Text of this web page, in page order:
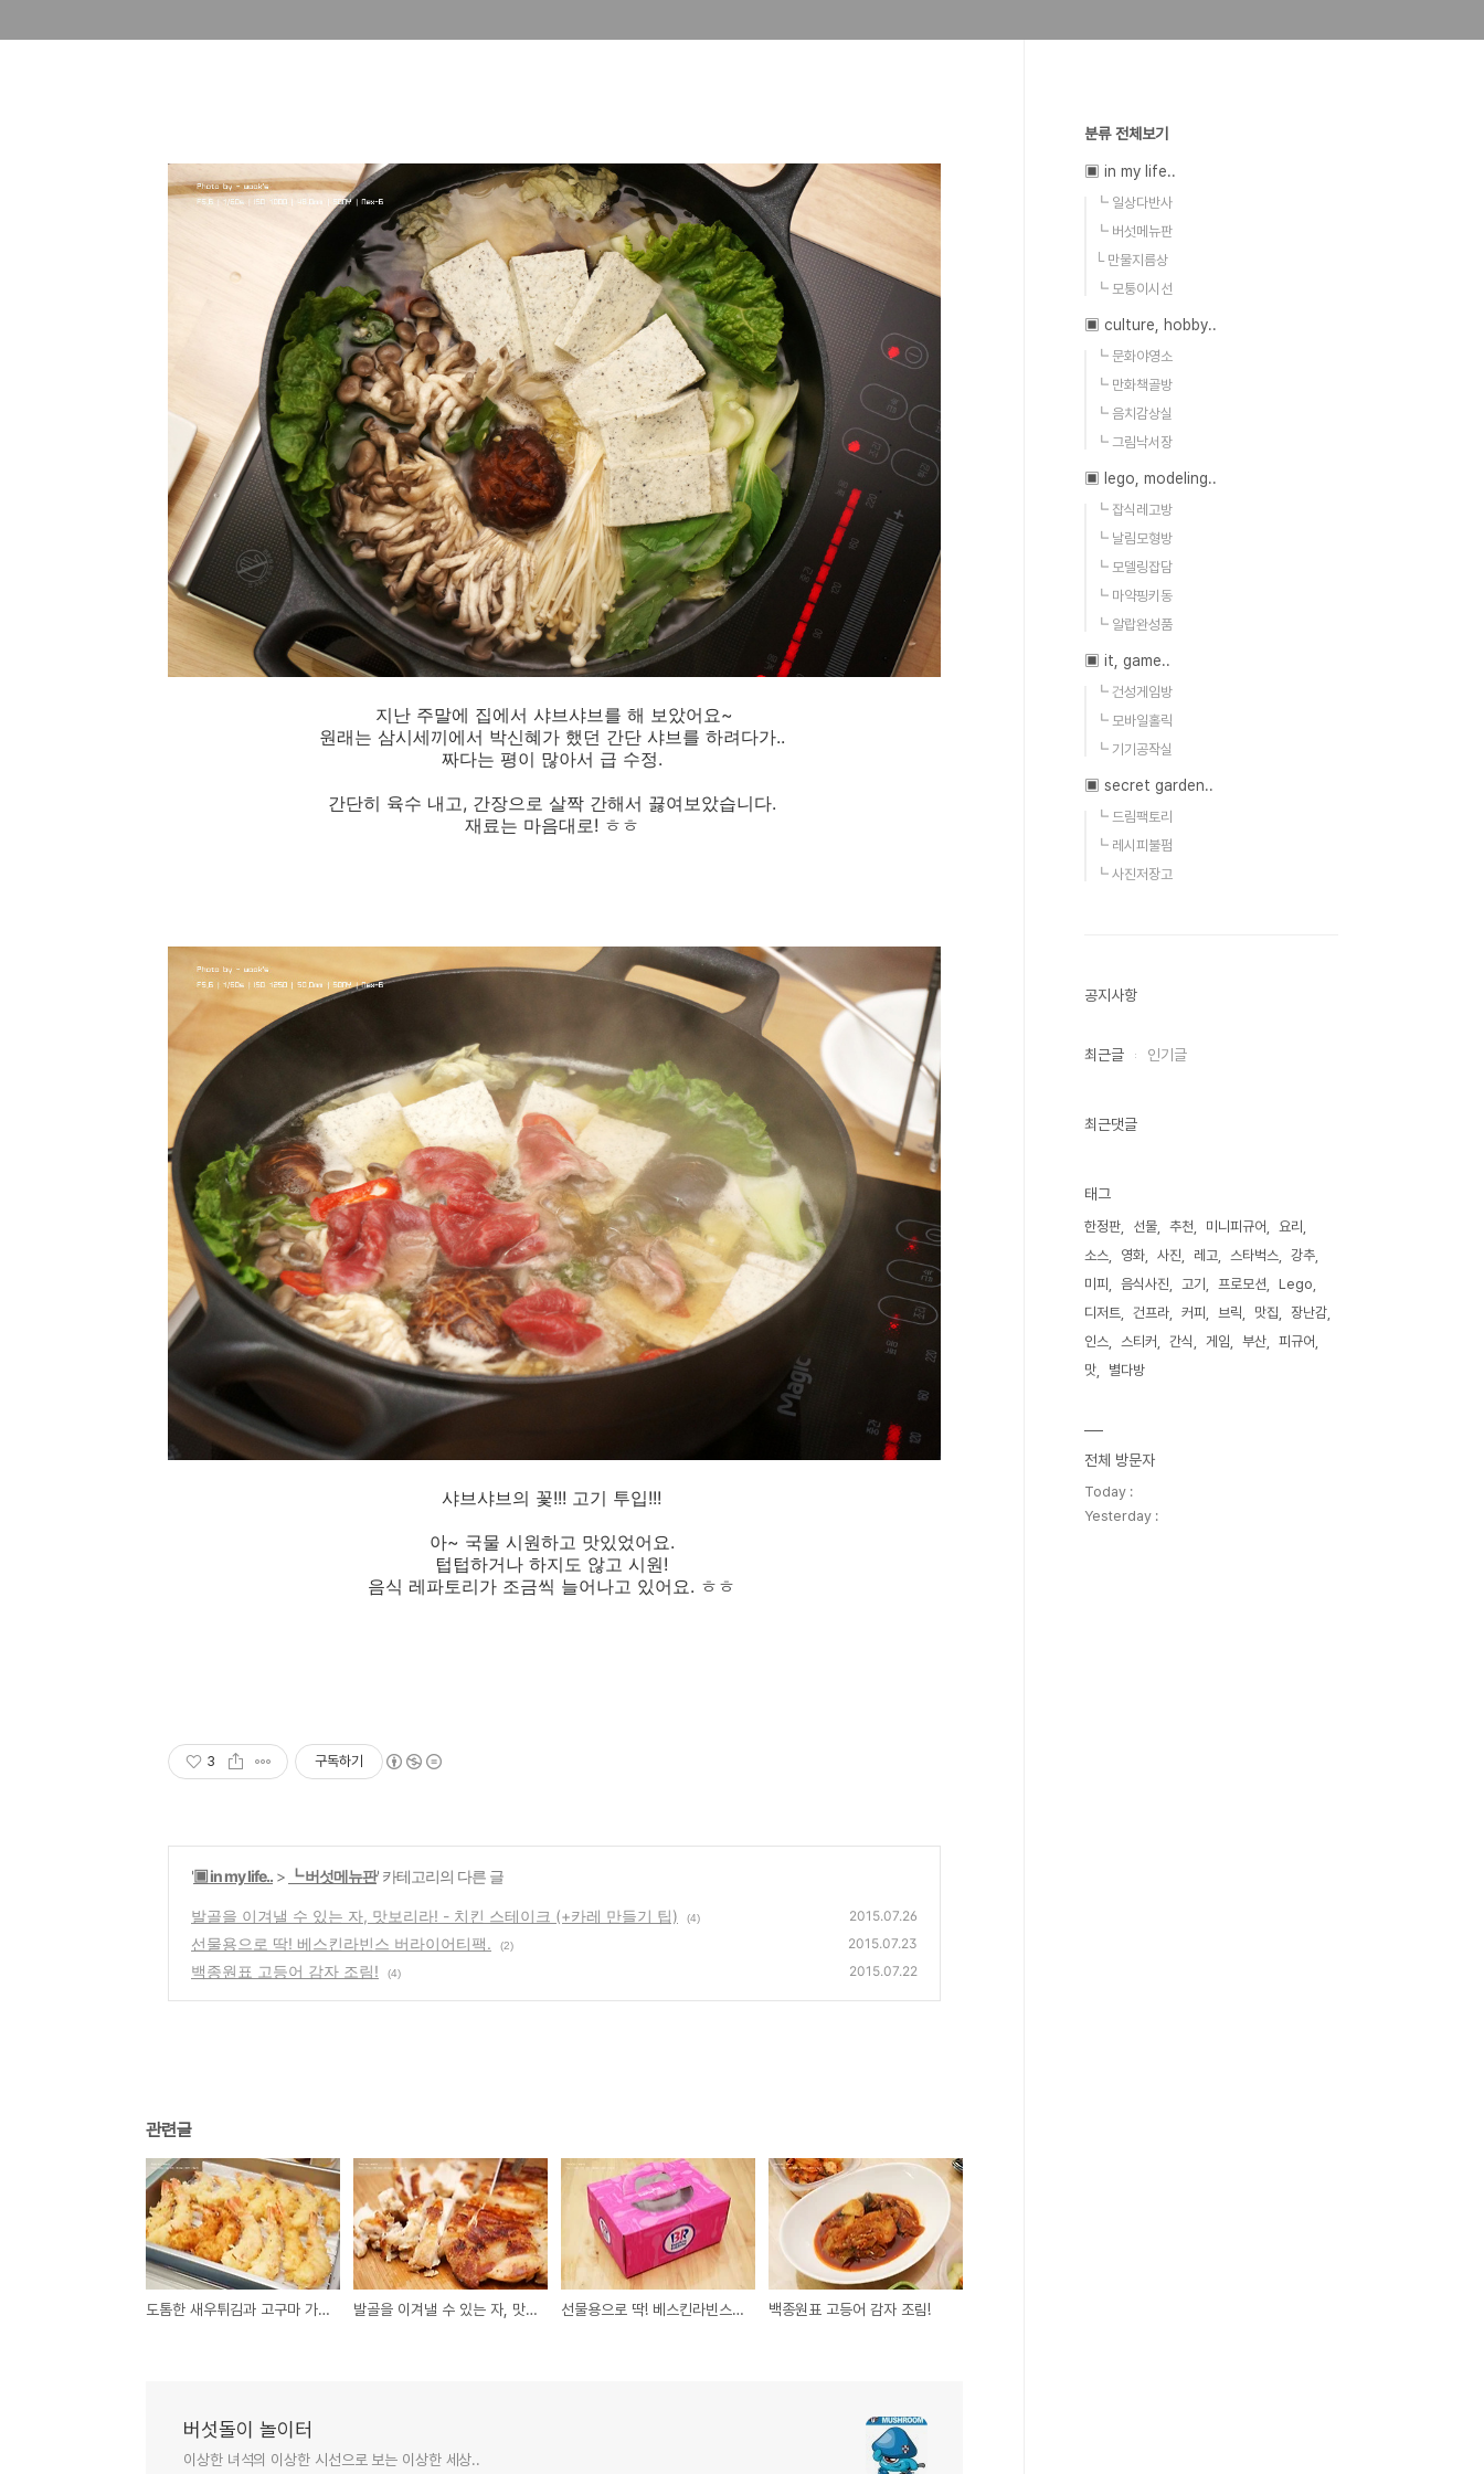
지난 주말에 집에서 샤브샤브를 해 보았어요~
원래는 삼시세끼에서 박신혜가 했던 간단 샤브를 하려다가..
짜다는 평이 많아서 급 수정.
간단히 육수 내고, 간장으로 살짝 간해서 끓여보았습니다.
재료는 마음대로! ㅎㅎ
샤브샤브의 꽃!!! 고기 투입!!!
아~ 국물 시원하고 맛있었어요.
텁텁하거나 하지도 않고 시원!
음식 레파토리가 조금씩 늘어나고 있어요. ㅎㅎ
3 구독하기
'▣ in my life.. > ┗ 버섯메뉴판' 카테고리의 다른 글
발골을 이겨낼 수 있는 자, 맛보리라! - 치킨 스테이크 (+카레 만들기 팁) (4) 2015.07.26
선물용으로 딱! 베스킨라빈스 버라이어티팩. (2) 2015.07.23
백종원표 고등어 감자 조림! (4) 2015.07.22
관련글
도톰한 새우튀김과 고구마 가득 치즈스틱! 발골을 이겨낼 수 있는 자, 맛보리라! - 치킨 스테이크 (+카레 만들기 팁) 선물용으로 딱! 베스킨라빈스 버라이어티팩. 백종원표 고등어 감자 조림!
버섯돌이 놀이터
이상한 녀석의 이상한 시선으로 보는 이상한 세상..
분류 전체보기
▣ in my life..
┗ 일상다반사
┗ 버섯메뉴판
└ 만물지름상
┗ 모퉁이시선
▣ culture, hobby..
┗ 문화야영소
┗ 만화책골방
┗ 음치감상실
┗ 그림낙서장
▣ lego, modeling..
┗ 잡식레고방
┗ 날림모형방
┗ 모델링잡담
┗ 마약핑키동
┗ 알랍완성품
▣ it, game..
┗ 건성게임방
┗ 모바일홀릭
┗ 기기공작실
▣ secret garden..
┗ 드림팩토리
┗ 레시피불펌
┗ 사진저장고
공지사항
최근글 인기글
최근댓글
태그
한정판 선물 추천 미니피규어
요리
소스
영화 사진 레고 스타벅스
강추
미피
음식사진 고기 프로모션
Lego
디저트
건프라 커피 브릭 맛집
장난감
인스
스티커 간식 게임 부산
피규어
맛
별다방
전체 방문자
Today :
Yesterday :